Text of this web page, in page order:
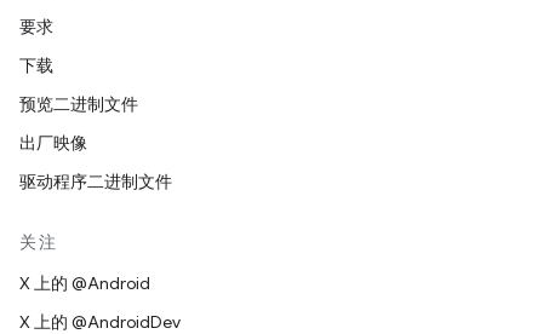
要求
下载
预览二进制文件
出厂映像
驱动程序二进制文件
关注
X 上的 @Android
X 上的 @AndroidDev